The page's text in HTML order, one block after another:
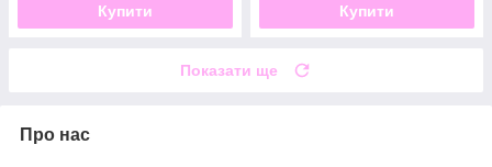
Купити Купити
Показати ще
Про нас